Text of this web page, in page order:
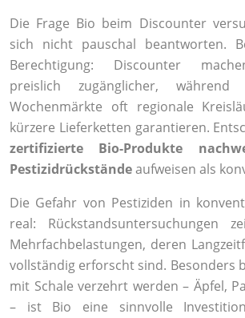
Die Frage Bio beim Discounter
sich nicht pauschal beantworten.
Berechtigung: Discounter
preislich zugänglicher,
Wochenmärkte oft regionale
kürzere Lieferketten garantieren.
zertifizierte Bio-Produkte
Pestizidrückständeaufweisen als
Die Gefahr von Pestiziden in
real: Rückstandsuntersuchungen
Mehrfachbelastungen, deren
vollständig erforscht sind. Besonders
mit Schale verzehrt werden – Äpfel,
– ist Bio eine sinnvolle